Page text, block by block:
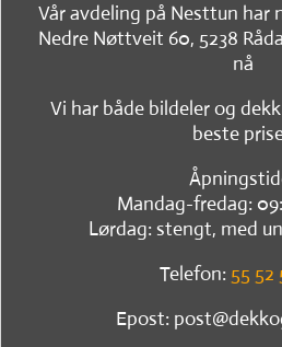
Vår avdeling på Nesttun
Nedre Nøttveit 60, 5238
nå
Vi har både bildeler og
beste
Mandag-fredag:
Lørdag: stengt, med
Telefon: 55 52
Epost: